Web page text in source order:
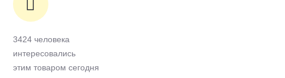
3424 человека
интересовались
этим товаром сегодня